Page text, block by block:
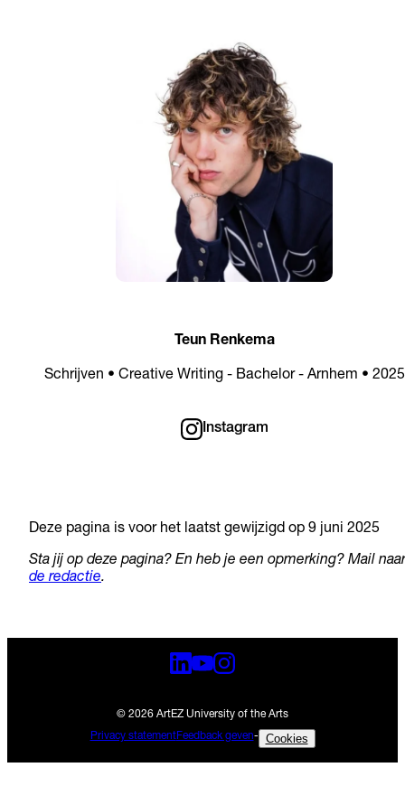
Teun Renkema
Schrijven • Creative Writing - Bachelor - Arnhem • 2025
Instagram
Deze pagina is voor het laatst gewijzigd op 9 juni 2025
Sta jij op deze pagina? En heb je een opmerking? Mail naar
de redactie.
© 2026 ArtEZ University of the Arts
Privacy statementFeedback geven- Cookies